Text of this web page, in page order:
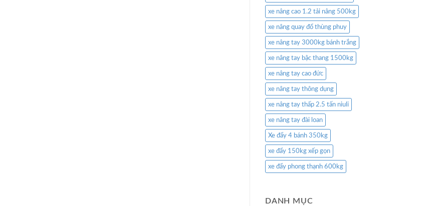
xe nâng cao 1.2 tải nâng 500kg
xe nâng quay đổ thùng phuy
xe nâng tay 3000kg bánh trắng
xe nâng tay bậc thang 1500kg
xe nâng tay cao đức
xe nâng tay thông dụng
xe nâng tay thấp 2.5 tấn niuli
xe nâng tay đài loan
Xe đẩy 4 bánh 350kg
xe đẩy 150kg xếp gọn
xe đẩy phong thạnh 600kg
DANH MỤC